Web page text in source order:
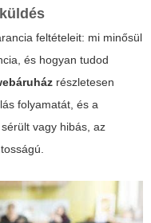
feltételeit: mi minősül
és hogyan tudod
részletesen
folyamatát, és a
vagy hibás, az